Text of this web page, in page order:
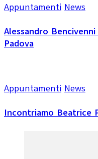
Appuntamenti News
Alessandro
Padova
Appuntamenti News
Incontriamo Beatrice